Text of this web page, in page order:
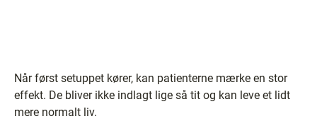
Når først setuppet kører, kan patienterne mærke en stor
effekt. De bliver ikke indlagt lige så tit og kan leve et lidt
mere normalt liv.